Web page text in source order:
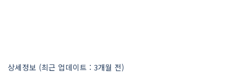
상세정보 (최근 업데이트 : 3개월 전)